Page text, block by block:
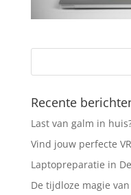
Recente
Last van galm in
Vind jouw perfecte
Laptopreparatie in
De tijdloze magie